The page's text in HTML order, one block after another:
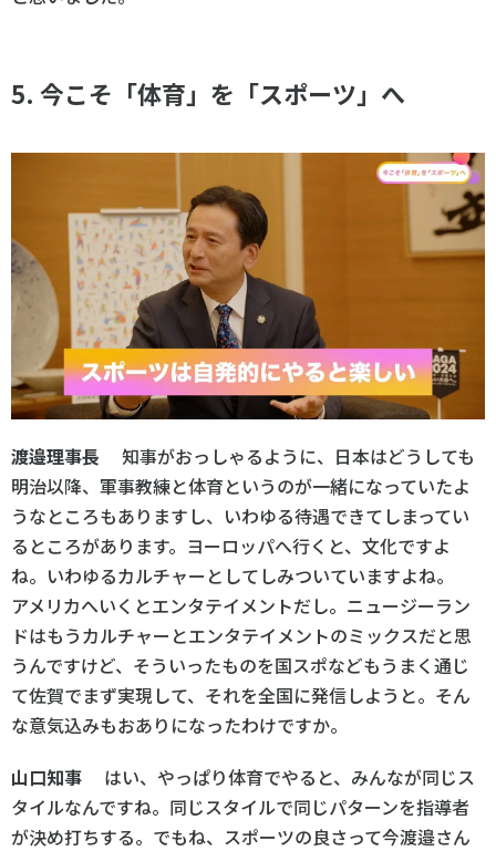
5. 今こそ「体育」を「スポーツ」へ
渡邉理事長 知事がおっしゃるように、日本はどうしても
明治以降、軍事教練と体育というのが一緒になっていたよ
うなところもありますし、いわゆる待遇できてしまってい
るところがあります。ヨーロッパへ行くと、文化ですよ
ね。いわゆるカルチャーとしてしみついていますよね。
アメリカへいくとエンタテイメントだし。ニュージーラン
ドはもうカルチャーとエンタテイメントのミックスだと思
うんですけど、そういったものを国スポなどもうまく通じ
て佐賀でまず実現して、それを全国に発信しようと。そん
な意気込みもおありになったわけですか。
山口知事 はい、やっぱり体育でやると、みんなが同じス
タイルなんですね。同じスタイルで同じパターンを指導者
が決め打ちする。でもね、スポーツの良さって今渡邉さん